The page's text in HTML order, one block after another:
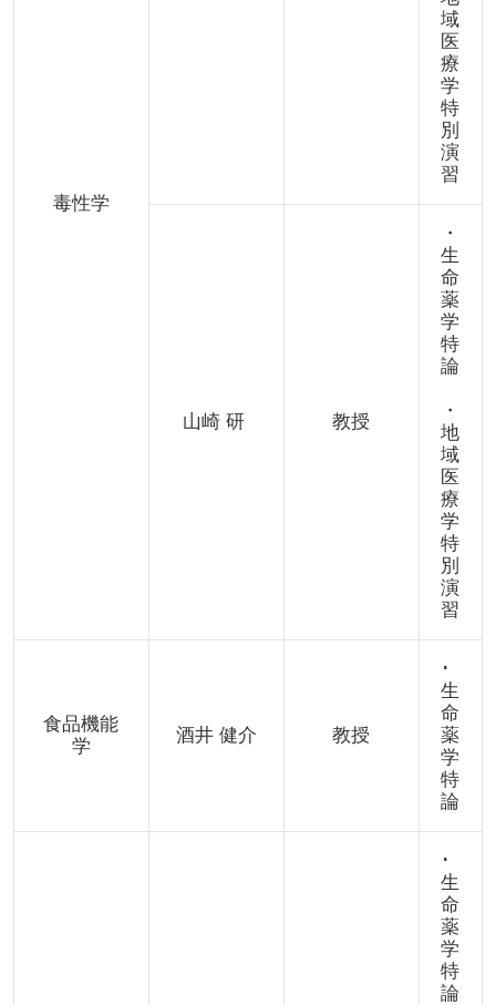
毒性学
域
医
療
学
特
別
演
習
山崎 研 教授
・
生
命
薬
学
特
論
・
地
域
医
療
学
特
別
演
習
食品機能
学
酒井 健介 教授
･
生
命
薬
学
特
論
･
生
命
薬
学
特
論